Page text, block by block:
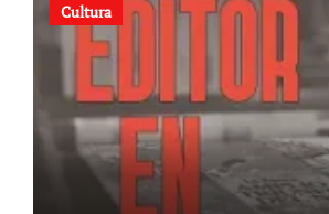
Cultura